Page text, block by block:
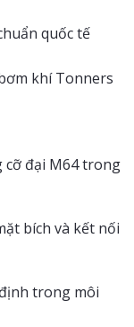
quốc tế
khí Tonners
cỡ đại M64 trong
bích và kết nối
trong môi